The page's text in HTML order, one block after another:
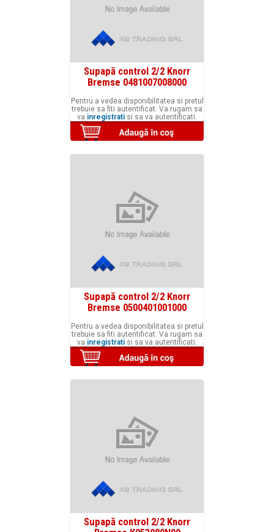
Supapă control 2/2 Knorr
Bremse 0481007008000
Pentru a vedea disponibilitatea si pretul
trebuie sa fiti autentificat. Va rugam sa
va inregistrati si sa va autentificati.
Supapă control 2/2 Knorr
Bremse 0500401001000
Pentru a vedea disponibilitatea si pretul
trebuie sa fiti autentificat. Va rugam sa
va inregistrati si sa va autentificati.
Supapă control 2/2 Knorr